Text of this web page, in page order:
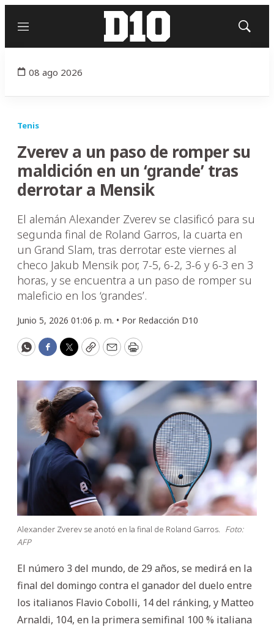
Menú
Mostrar
08 ago 2026
Tenis
Zverev a un paso de romper su
maldición en un ‘grande’ tras
derrotar a Mensik
El alemán Alexander Zverev se clasificó para su
segunda final de Roland Garros, la cuarta en
un Grand Slam, tras derrotar este viernes al
checo Jakub Mensik por, 7-5, 6-2, 3-6 y 6-3 en 3
horas, y se encuentra a un paso de romper su
maleficio en los ‘grandes’.
Junio 5, 2026 01:06 p. m. • Por Redacción D10
WhatsApp
Facebook
Twitter
CopyEmailPrint
Alexander Zverev se anotó en la final de Roland Garros. Foto:
AFP
El número 3 del mundo, de 29 años, se medirá en la
final del domingo contra el ganador del duelo entre
los italianos Flavio Cobolli, 14 del ránking, y Matteo
Arnaldi, 104, en la primera semifinal 100 % italiana